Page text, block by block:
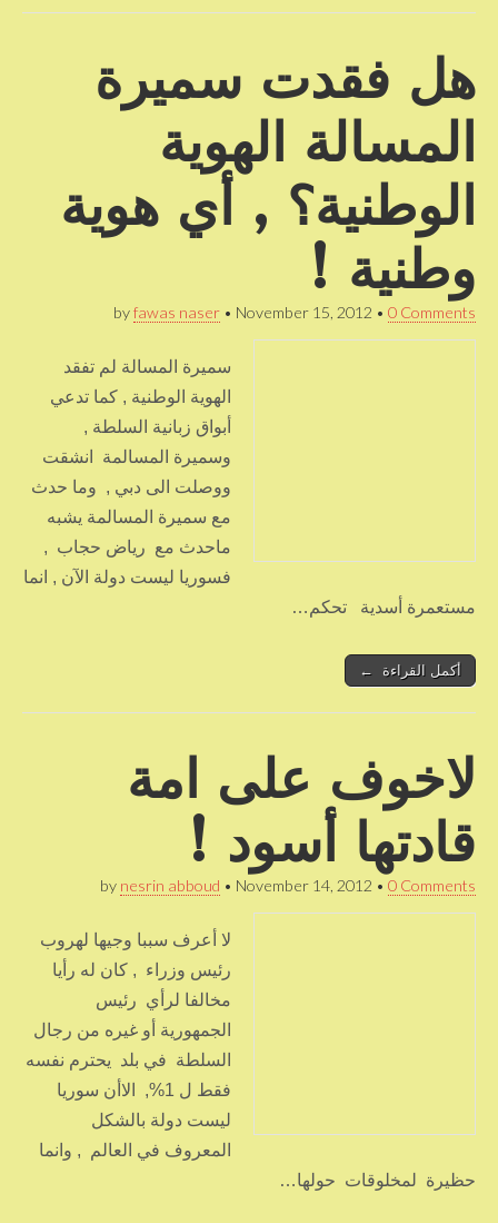
هل فقدت سميرة
المسالة الهوية
الوطنية؟ , أي هوية
وطنية !
byfawas naser • November 15, 2012 • 0 Comments
سميرة المسالة لم تفقد
الهوية الوطنية , كما تدعي
أبواق زبانية السلطة ,
وسميرة المسالمة انشقت
ووصلت الى دبي , وما حدث
مع سميرة المسالمة يشبه
ماحدث مع رياض حجاب ,
فسوريا ليست دولة الآن , انما
مستعمرة أسدية تحكم…
أكمل القراءة ←
لاخوف على امة
قادتها أسود !
by nesrin abboud • November 14, 2012 • 0 Comments
لا أعرف سببا وجيها لهروب
رئيس وزراء , كان له رأيا
مخالفا لرأي رئيس
الجمهورية أو غيره من رجال
السلطة في بلد يحترم نفسه
فقط ل 1%, الاأن سوريا
ليست دولة بالشكل
المعروف في العالم , وانما
حظيرة لمخلوقات حولها…